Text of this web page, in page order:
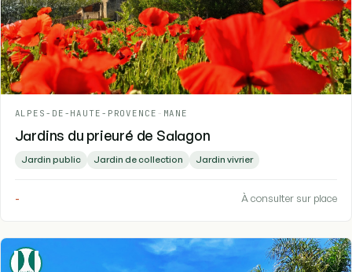
ALPES-DE-HAUTE-PROVENCE - MANE
Jardins du prieuré de Salagon
Jardin public Jardin de collection Jardin vivrier
- À consulter sur place